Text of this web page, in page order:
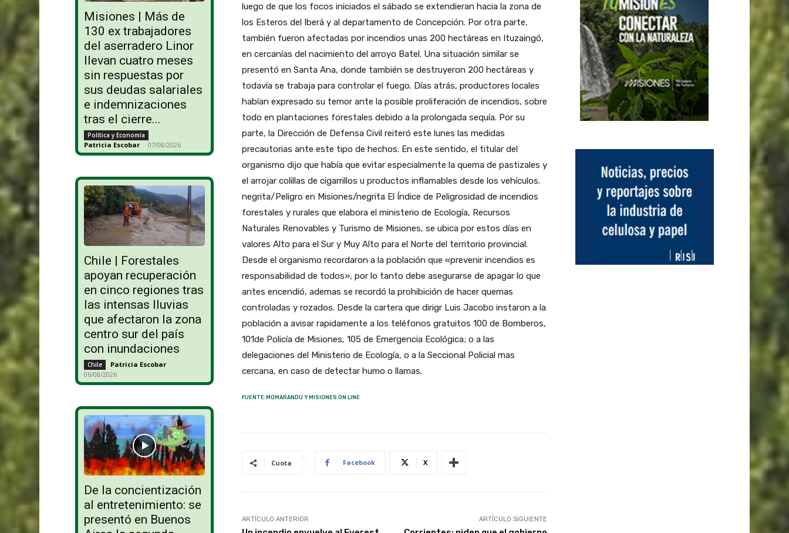
Misiones | Más de
130 ex trabajadores
del aserradero Linor
llevan cuatro meses
sin respuestas por
sus deudas salariales
e indemnizaciones
tras el cierre...
Política y Economía
Patricia Escobar - 07/08/2026
Chile | Forestales
apoyan recuperación
en cinco regiones tras
las intensas lluvias
que afectaron la zona
centro sur del país
con inundaciones
Chile Patricia Escobar -
06/08/2026
De la concientización
al entretenimiento: se
presentó en Buenos
luego de que los focos iniciados el sábado se extendieran hacia la zona de
los Esteros del Iberá y al departamento de Concepción. Por otra parte,
también fueron afectadas por incendios unas 200 hectáreas en Ituzaingó,
en cercanías del nacimiento del arroyo Batel. Una situación similar se
presentó en Santa Ana, donde también se destruyeron 200 hectáreas y
todavía se trabaja para controlar el fuego. Días atrás, productores locales
habían expresado su temor ante la posible proliferación de incendios, sobre
todo en plantaciones forestales debido a la prolongada sequía. Por su
parte, la Dirección de Defensa Civil reiteró este lunes las medidas
precautorias ante este tipo de hechos. En este sentido, el titular del
organismo dijo que había que evitar especialmente la quema de pastizales y
el arrojar colillas de cigarrillos u productos inflamables desde los vehículos.
negrita/Peligro en Misiones/negrita El Índice de Peligrosidad de incendios
forestales y rurales que elabora el ministerio de Ecología, Recursos
Naturales Renovables y Turismo de Misiones, se ubica por estos días en
valores Alto para el Sur y Muy Alto para el Norte del territorio provincial.
Desde el organismo recordaron a la población que «prevenir incendios es
responsabilidad de todos», por lo tanto debe asegurarse de apagar lo que
antes encendió, ademas se recordó la prohibición de hacer quemas
controladas y rozados. Desde la cartera que dirigr Luis Jacobo instaron a la
población a avisar rapidamente a los teléfonos gratuitos 100 de Bomberos,
101de Policía de Misiones, 105 de Emergencia Ecológica; o a las
delegaciones del Ministerio de Ecología, o a la Seccional Policial mas
cercana, en caso de detectar humo o llamas.
FUENTE:MOMARANDU Y MISIONES ON LINE
Cuota Facebook X
ARTÍCULO ANTERIOR ARTÍCULO SIGUIENTE